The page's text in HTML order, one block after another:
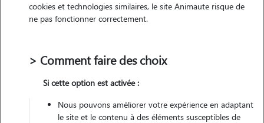
Pas d'animaux
Non véhiculé
cookies et technologies similaires, le site Animaute risque de
ne pas fonctionner correctement.
> Comment faire des choix
Si cette option est activée :
Nous pouvons améliorer votre expérience en adaptant
le site et le contenu à des éléments susceptibles de